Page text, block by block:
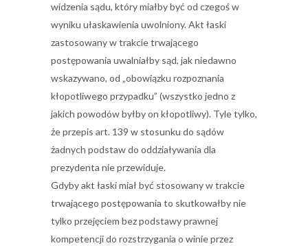
widzenia sądu, który miałby być od czegoś w
wyniku ułaskawienia uwolniony. Akt łaski
zastosowany w trakcie trwającego
postępowania uwalniałby sąd, jak niedawno
wskazywano, od „obowiązku rozpoznania
kłopotliwego przypadku” (wszystko jedno z
jakich powodów byłby on kłopotliwy). Tyle tylko,
że przepis art. 139 w stosunku do sądów
żadnych podstaw do oddziaływania dla
prezydenta nie przewiduje.
Gdyby akt łaski miał być stosowany w trakcie
trwającego postępowania to skutkowałby nie
tylko przejęciem bez podstawy prawnej
kompetencji do rozstrzygania o winie przez